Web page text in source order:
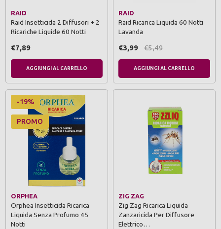
RAID
Raid Insetticida 2 Diffusori + 2
Ricariche Liquide 60 Notti
€7,89
AGGIUNGI AL CARRELLO
RAID
Raid Ricarica Liquida 60 Notti
Lavanda
€3,99 €5,49
AGGIUNGI AL CARRELLO
-19%
PROMO
ORPHEA
Orphea Insetticida Ricarica
Liquida Senza Profumo 45
Notti
ZIG ZAG
Zig Zag Ricarica Liquida
Zanzaricida Per Diffusore
Elettrico…